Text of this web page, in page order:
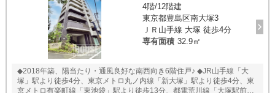
4階/12階建
東京都豊島区南大塚3
ＪＲ山手線 大塚 徒歩4分
専有面積 32.9㎡
◆2018年築、陽当たり・通風良好な南西向き6階住戸♪ ◆JR山手線「大
塚」駅より徒歩4分、東京メトロ丸ノ内線「新大塚」駅より徒歩4分、東
京メトロ有楽町線「東池袋」駅より徒歩13分、都電荒川線「大塚駅前」